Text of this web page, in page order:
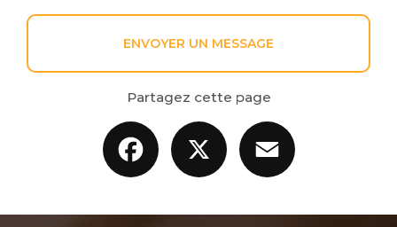
ENVOYER UN MESSAGE
Partagez cette page
Facebook